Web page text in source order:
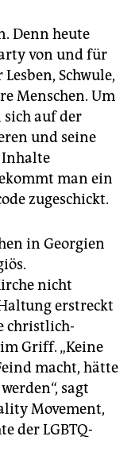
Denn heute
von und für
Schwule,
Menschen. Um
auf der
und seine
Inhalte
man ein
zugeschickt.
in Georgien
nicht
erstreckt
christlich-
Griff. „Keine
macht, hätte
sagt
Movement,
der LGBTQ-